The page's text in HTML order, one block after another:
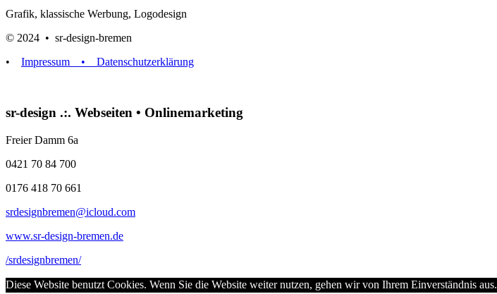
Grafik, klassische Werbung, Logodesign
© 2024 • sr-design-bremen
• Impressum • Datenschutzerklärung
sr-design .:. Webseiten • Onlinemarketing
Freier Damm 6a
0421 70 84 700
0176 418 70 661
srdesignbremen@icloud.com
www.sr-design-bremen.de
/srdesignbremen/
Diese Website benutzt Cookies. Wenn Sie die Website weiter nutzen, gehen wir von Ihrem Einverständnis aus.